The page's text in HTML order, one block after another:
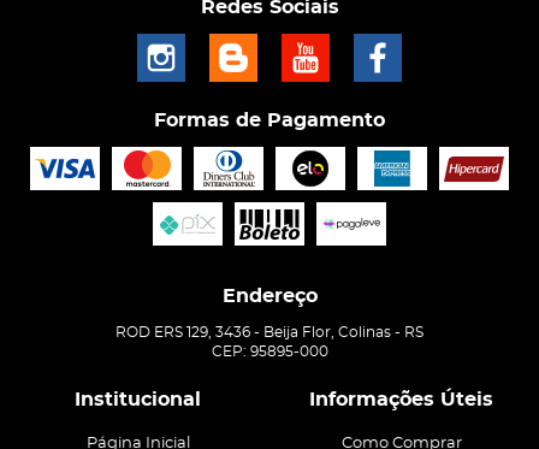
Redes Sociais
Formas de Pagamento
Endereço
ROD ERS 129, 3436 - Beija Flor, Colinas - RS
CEP: 95895-000
Institucional
Página Inicial
Informações Úteis
Como Comprar